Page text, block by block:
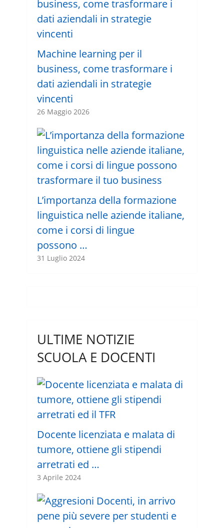
Machine learning per il
business, come trasformare i
dati aziendali in strategie
vincenti
26 Maggio 2026
L’importanza della formazione
linguistica nelle aziende italiane,
come i corsi di lingue
possono …
31 Luglio 2024
ULTIME NOTIZIE
SCUOLA E DOCENTI
Docente licenziata e malata di
tumore, ottiene gli stipendi
arretrati ed …
3 Aprile 2024